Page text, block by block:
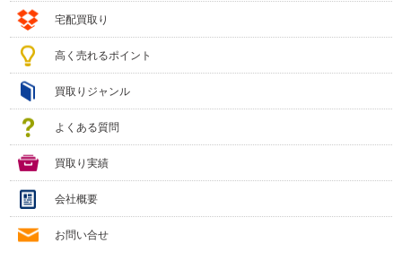
宅配買取り
高く売れるポイント
買取りジャンル
よくある質問
買取り実績
会社概要
お問い合せ